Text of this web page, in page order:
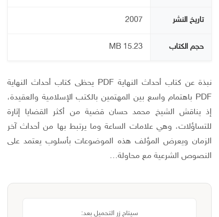
تاريخ النشر 2007
حجم الكتاب 15.23 MB
نبذة عن كتاب أحداث النهاية PDF يحظى كتاب أحداث النهاية
PDF باهتمام واسع بين المهتمين بالكتب الإسلامية والعقيدة،
إذ يناقش الشيخ محمد حسان قضية من أكثر القضايا إثارة
للتساؤلات، وهي علامات الساعة وما يرتبط بها من أحداث آخر
الزمان ويعرض المؤلف هذه الموضوعات بأسلوب يعتمد على
النصوص الشرعية مع محاولة…
سيتاح زر التحميل بعد: